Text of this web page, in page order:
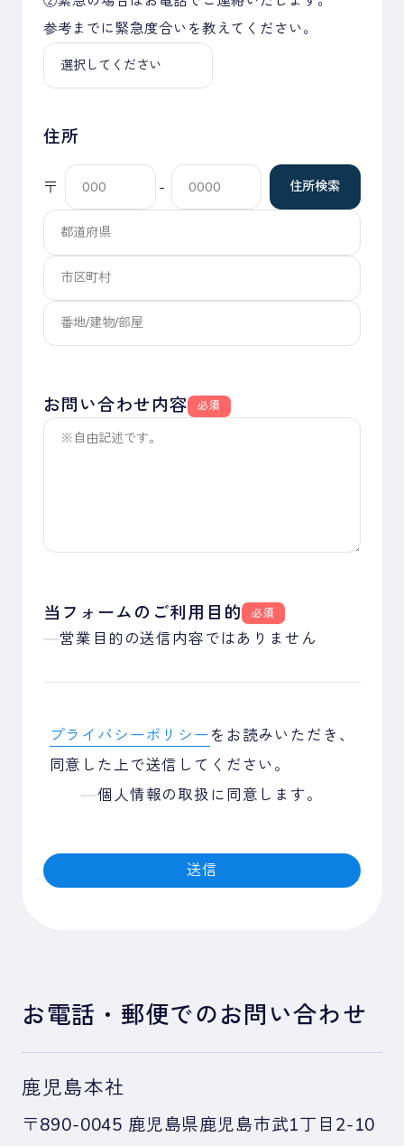
参考までに緊急度合いを教えてください。
住所
〒 - 住所検索
お問い合わせ内容 必須
当フォームのご利用目的 必須
営業目的の送信内容ではありません
プライバシーポリシーをお読みいただき、
同意した上で送信してください。
個人情報の取扱に同意します。
お電話・郵便でのお問い合わせ
鹿児島本社
〒890-0045 鹿児島県鹿児島市武1丁目2-10